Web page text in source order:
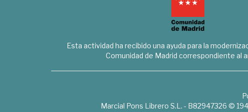
Esta actividad ha recibido una ayuda para la
Comunidad de Madrid correspondiente al
Marcial Pons Librero S.L. - B82947326 ©